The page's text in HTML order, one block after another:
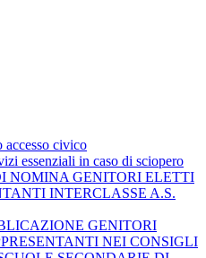
accesso civico
essenziali in caso di sciopero
NOMINA GENITORI ELETTI
INTERCLASSE A.S.
GENITORI
NEI CONSIGLI